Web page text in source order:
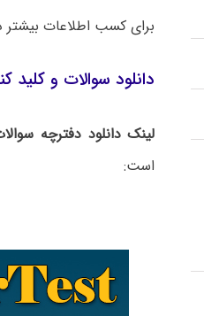
برای کسب اطلاعات
دانلود سوالات و کلید
لینک دانلود دفترچه
است: